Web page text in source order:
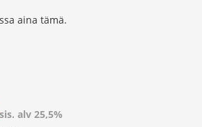
aina tämä.
sis. alv 25,5%